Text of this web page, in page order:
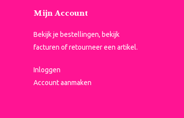
Mijn Account
Bekijk je bestellingen, bekijk
facturen of retourneer een artikel.
Inloggen
Account aanmaken